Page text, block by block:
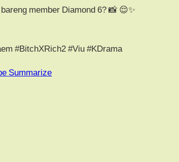
member Diamond 6? 📸 😌✨
#BitchXRich2 #Viu #KDrama
Summarize